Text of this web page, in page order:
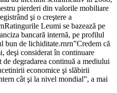
pierderi din valorile mobiliare
şi o creştere a
Leumi se bazează pe
bancară internă, pe profilul
bun de lichiditate.rnrn”Credem că
deşi considerat în continuare
degradarea continuă a mediului
economice şi slăbirii
cât şi la nivel mondial”, a mai